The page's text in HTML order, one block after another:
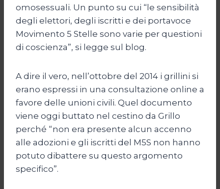
omosessuali. Un punto su cui “le sensibilità
degli elettori, degli iscritti e dei portavoce
Movimento 5 Stelle sono varie per questioni
di coscienza”, si legge sul blog.
A dire il vero, nell’ottobre del 2014 i grillini si
erano espressi in una consultazione online a
favore delle unioni civili. Quel documento
viene oggi buttato nel cestino da Grillo
perché “non era presente alcun accenno
alle adozioni e gli iscritti del M5S non hanno
potuto dibattere su questo argomento
specifico”.